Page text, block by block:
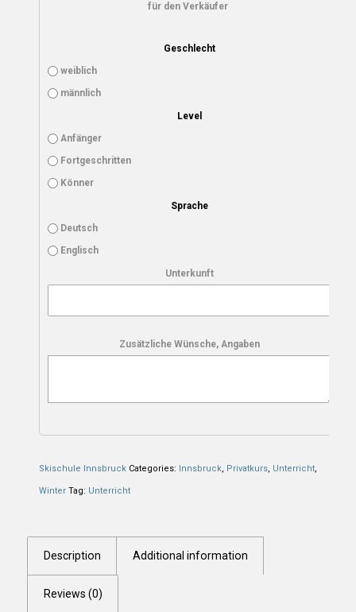
für den Verkäufer
Geschlecht
weiblich
männlich
Level
Anfänger
Fortgeschritten
Könner
Sprache
Deutsch
Englisch
Unterkunft
Zusätzliche Wünsche, Angaben
Skischule Innsbruck Categories: Innsbruck, Privatkurs, Unterricht,
Winter Tag: Unterricht
Description Additional information
Reviews (0)